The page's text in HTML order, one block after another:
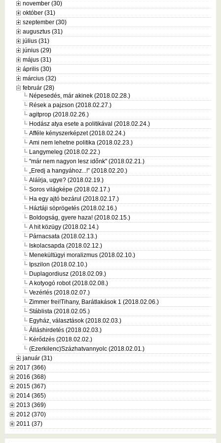
november (30)
október (31)
szeptember (30)
augusztus (31)
július (31)
június (29)
május (31)
április (30)
március (32)
február (28)
Népesedés, már akinek (2018.02.28.)
Rések a pajzson (2018.02.27.)
agitprop (2018.02.26.)
Hodász atya esete a politikával (2018.02.24.)
Afféle kényszerképzet (2018.02.24.)
Ami nem lehetne politika (2018.02.23.)
Langymeleg (2018.02.22.)
"már nem nagyon lesz időnk" (2018.02.21.)
„Eredj a hangyához...!” (2018.02.20.)
Aláírja, ugye? (2018.02.19.)
Soros világképe (2018.02.17.)
Ha egy ajtó bezárul (2018.02.17.)
Háztáji söprögetés (2018.02.16.)
Boldogság, gyere haza! (2018.02.15.)
A hit közügy (2018.02.14.)
Párnacsata (2018.02.13.)
Iskolacsapda (2018.02.12.)
Menekültügyi moralizmus (2018.02.10.)
Ipszilon (2018.02.10.)
Duplagordiusz (2018.02.09.)
A kotyogó robot (2018.02.08.)
Vezérlés (2018.02.07.)
Zimmer frei!Tihany, Barátlakások 1 (2018.02.06.)
Stáblista (2018.02.05.)
Egyház, választások (2018.02.03.)
Álláshirdetés (2018.02.03.)
Kérődzés (2018.02.02.)
(Ezerkilenc)Százhatvannyolc (2018.02.01.)
január (31)
2017 (366)
2016 (368)
2015 (367)
2014 (365)
2013 (369)
2012 (370)
2011 (37)